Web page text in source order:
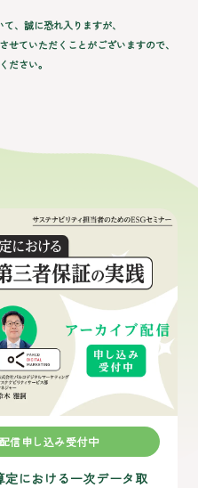
、誠に恐れ入りますが、
ていただくことがございますので、
ださい。
信申し込み受付中
における一次データ取